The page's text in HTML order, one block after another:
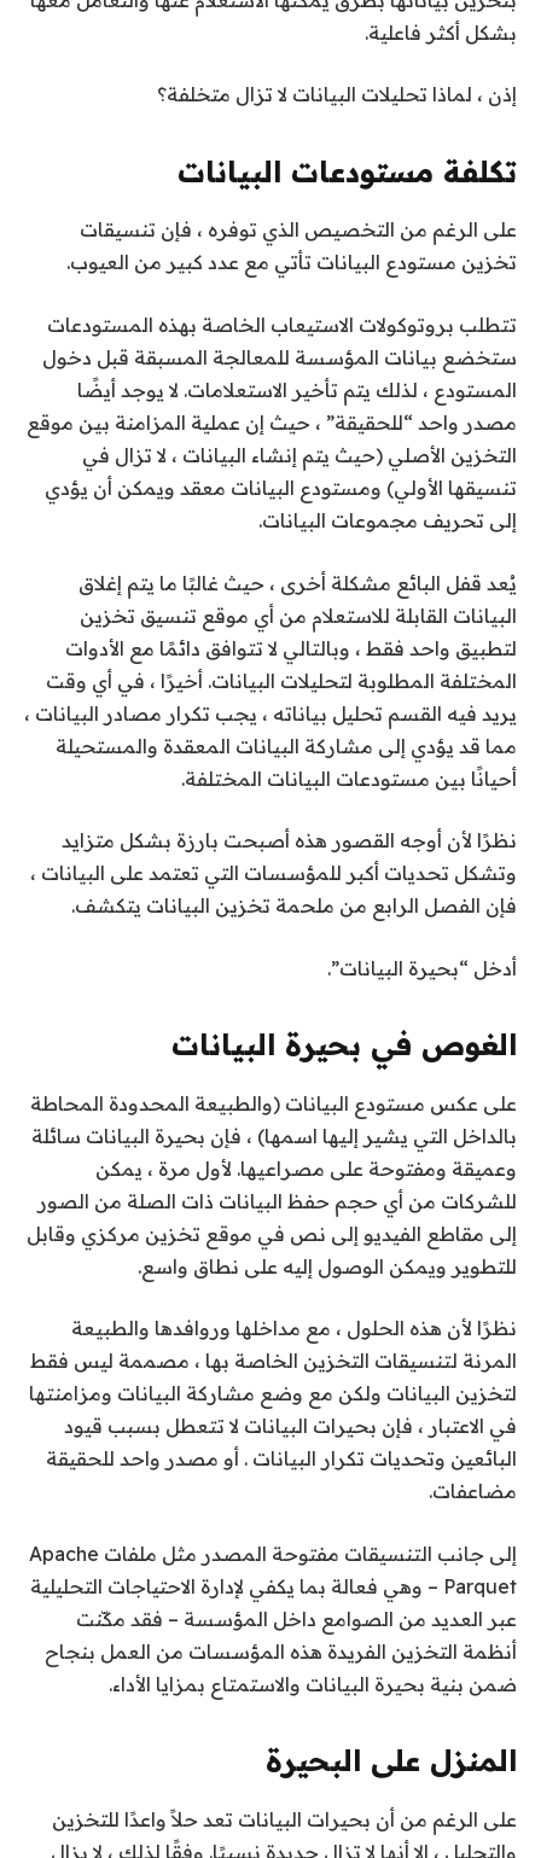
بشكل أكثر فاعلية.
إذن ، لماذا تحليلات البيانات لا تزال متخلفة؟
تكلفة مستودعات البيانات
على الرغم من التخصيص الذي توفره ، فإن تنسيقات
تخزين مستودع البيانات تأتي مع عدد كبير من العيوب.
تتطلب بروتوكولات الاستيعاب الخاصة بهذه المستودعات
ستخضع بيانات المؤسسة للمعالجة المسبقة قبل دخول
المستودع ، لذلك يتم تأخير الاستعلامات. لا يوجد أيضًا
مصدر واحد “للحقيقة” ، حيث إن عملية المزامنة بين موقع
التخزين الأصلي (حيث يتم إنشاء البيانات ، لا تزال في
تنسيقها الأولي) ومستودع البيانات معقد ويمكن أن يؤدي
إلى تحريف مجموعات البيانات.
يُعد قفل البائع مشكلة أخرى ، حيث غالبًا ما يتم إغلاق
البيانات القابلة للاستعلام من أي موقع تنسيق تخزين
لتطبيق واحد فقط ، وبالتالي لا تتوافق دائمًا مع الأدوات
المختلفة المطلوبة لتحليلات البيانات. أخيرًا ، في أي وقت
يريد فيه القسم تحليل بياناته ، يجب تكرار مصادر البيانات ،
مما قد يؤدي إلى مشاركة البيانات المعقدة والمستحيلة
أحيانًا بين مستودعات البيانات المختلفة.
نظرًا لأن أوجه القصور هذه أصبحت بارزة بشكل متزايد
وتشكل تحديات أكبر للمؤسسات التي تعتمد على البيانات ،
فإن الفصل الرابع من ملحمة تخزين البيانات يتكشف.
أدخل “بحيرة البيانات”.
الغوص في بحيرة البيانات
على عكس مستودع البيانات (والطبيعة المحدودة المحاطة
بالداخل التي يشير إليها اسمها) ، فإن بحيرة البيانات سائلة
وعميقة ومفتوحة على مصراعيها. لأول مرة ، يمكن
للشركات من أي حجم حفظ البيانات ذات الصلة من الصور
إلى مقاطع الفيديو إلى نص في موقع تخزين مركزي وقابل
للتطوير ويمكن الوصول إليه على نطاق واسع.
نظرًا لأن هذه الحلول ، مع مداخلها وروافدها والطبيعة
المرنة لتنسيقات التخزين الخاصة بها ، مصممة ليس فقط
لتخزين البيانات ولكن مع وضع مشاركة البيانات ومزامنتها
في الاعتبار ، فإن بحيرات البيانات لا تتعطل بسبب قيود
البائعين وتحديات تكرار البيانات . أو مصدر واحد للحقيقة
مضاعفات.
إلى جانب التنسيقات مفتوحة المصدر مثل ملفات Apache
Parquet – وهي فعالة بما يكفي لإدارة الاحتياجات التحليلية
عبر العديد من الصوامع داخل المؤسسة – فقد مكّنت
أنظمة التخزين الفريدة هذه المؤسسات من العمل بنجاح
ضمن بنية بحيرة البيانات والاستمتاع بمزايا الأداء.
المنزل على البحيرة
على الرغم من أن بحيرات البيانات تعد حلاً واعدًا للتخزين
والتحليل ، إلا أنها لا تزال جديدة نسبيًا. وفقًا لذلك ، لا يزال